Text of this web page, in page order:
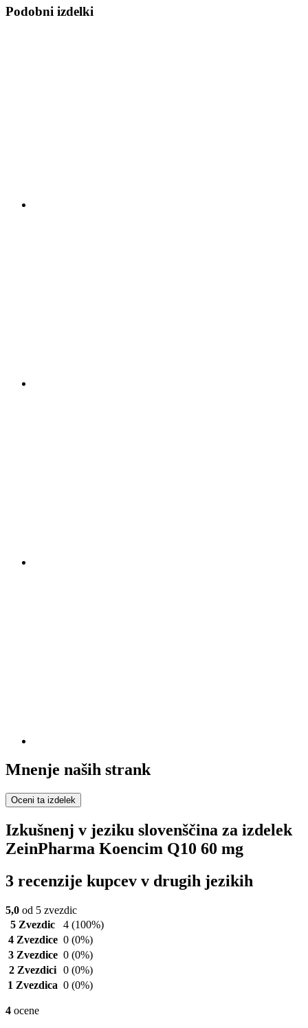
Podobni izdelki
Mnenje naših strank
Oceni ta izdelek
Izkušnenj v jeziku slovenščina za izdelek
ZeinPharma Koencim Q10 60 mg
3 recenzije kupcev v drugih jezikih
5,0 od 5 zvezdic
5 Zvezdic
4 (100%)
4 Zvezdice 0 (0%)
3 Zvezdice 0 (0%)
2 Zvezdici 0 (0%)
1 Zvezdica 0 (0%)
4 ocene